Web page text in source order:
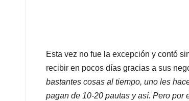
Esta vez no fue la excepción y contó
recibir en pocos días gracias a sus
bastantes cosas al tiempo, uno les
pagan de 10-20 pautas y así. Pero por